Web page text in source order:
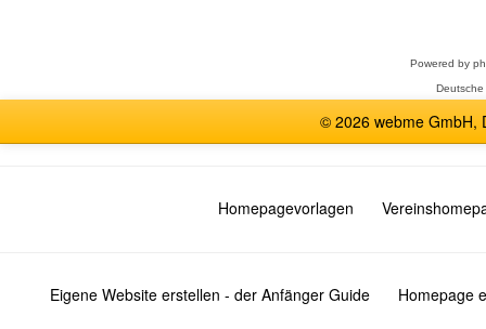
Powered by
© 2026 webme GmbH,
Homepagevorlagen
Eigene Website erstellen - der Anfänger Guide Homepage